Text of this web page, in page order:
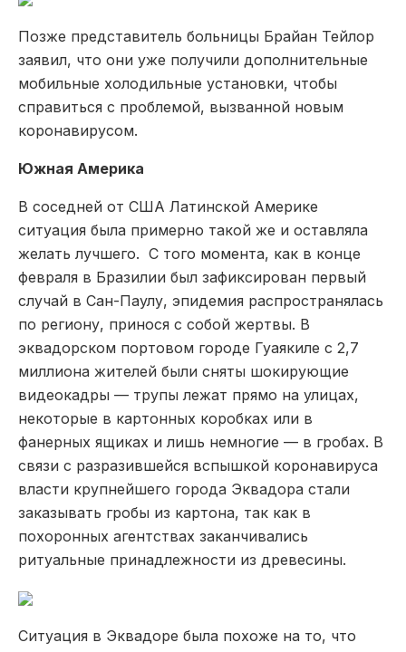
Позже представитель больницы Брайан Тейлор
заявил, что они уже получили дополнительные
мобильные холодильные установки, чтобы
справиться с проблемой, вызванной новым
коронавирусом.
Южная Америка
В соседней от США Латинской Америке
ситуация была примерно такой же и оставляла
желать лучшего. С того момента, как в конце
февраля в Бразилии был зафиксирован первый
случай в Сан-Паулу, эпидемия распространялась
по региону, принося с собой жертвы. В
эквадорском портовом городе Гуаякиле с 2,7
миллиона жителей были сняты шокирующие
видеокадры — трупы лежат прямо на улицах,
некоторые в картонных коробках или в
фанерных ящиках и лишь немногие — в гробах. В
связи с разразившейся вспышкой коронавируса
власти крупнейшего города Эквадора стали
заказывать гробы из картона, так как в
похоронных агентствах заканчивались
ритуальные принадлежности из древесины.
Ситуация в Эквадоре была похоже на то, что